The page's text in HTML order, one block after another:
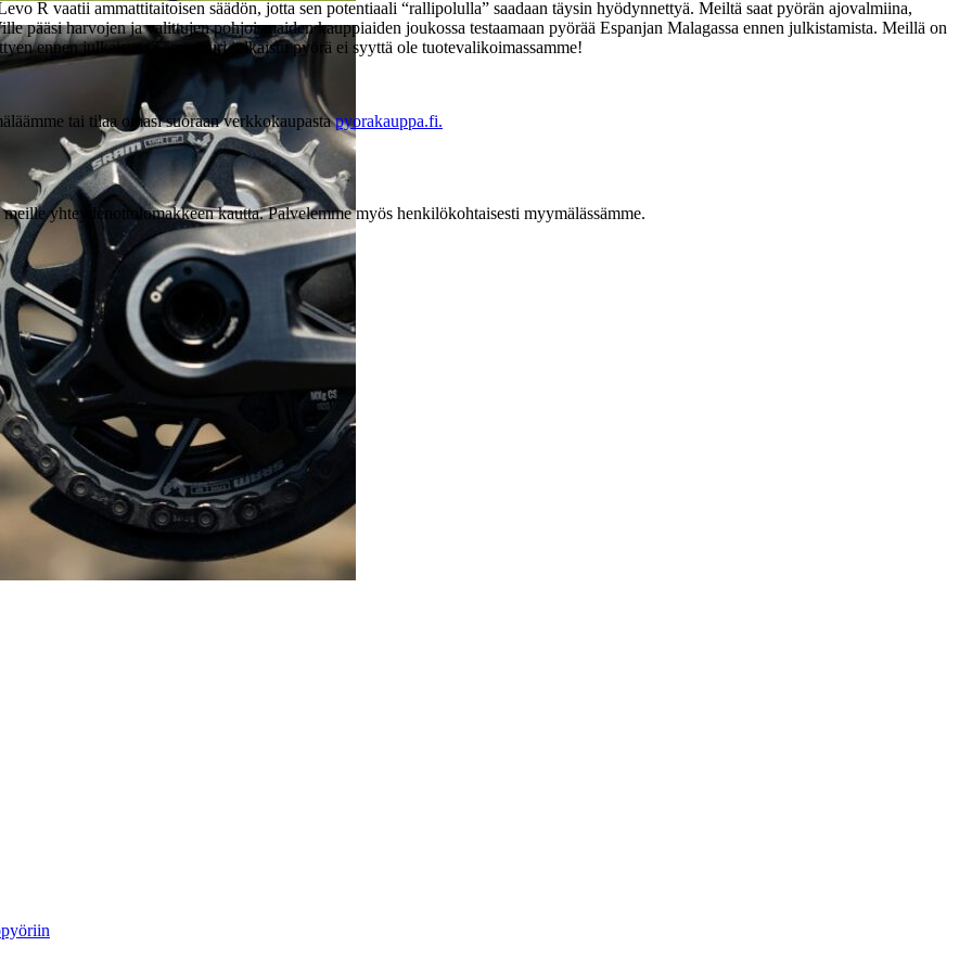
R vaatii ammattitaitoisen säädön, jotta sen potentiaali “rallipolulla” saadaan täysin hyödynnettyä. Meiltä saat pyörän ajovalmiina,
pääsi harvojen ja valittujen pohjoismaiden kauppiaiden joukossa testaamaan pyörää Espanjan Malagassa ennen julkistamista. Meillä on
ennen julkaisua. Tämä juuri julkaistu pyörä ei syyttä ole tuotevalikoimassamme!
tai tilaa omasi suoraan verkkokaupastapyorakauppa.fi.
yhteydenottolomakkeen kautta. Palvelemme myös henkilökohtaisesti myymälässämme.